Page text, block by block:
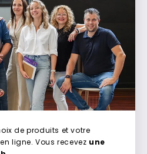
de produits et votre
ligne. Vous recevez une